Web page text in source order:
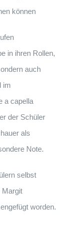
können
in ihren Rollen,
auch
im
a capella
der Schüler
als
Note.
selbst
Margit
worden.